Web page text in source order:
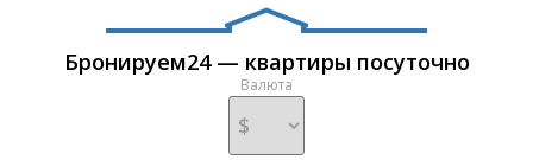
Бронируем24 — квартиры посуточно
Валюта